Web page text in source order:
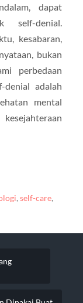
dapat
self-denial.
kesabaran,
bukan
perbedaan
adalah
mental
,self-care,